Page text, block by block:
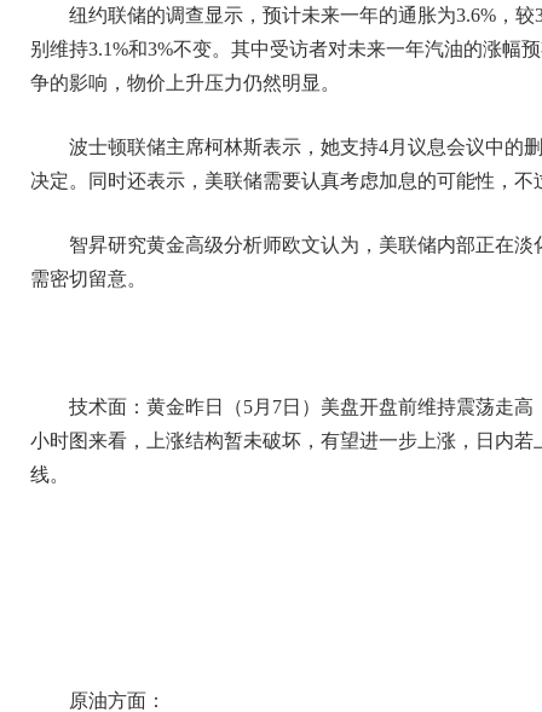
纽约联储的调查显示，预计未来一年的通胀为3.6%，
别维持3.1%和3%不变。其中受访者对未来一年汽油的涨幅
争的影响，物价上升压力仍然明显。
波士顿联储主席柯林斯表示，她支持4月议息会议中的
决定。同时还表示，美联储需要认真考虑加息的可能性，
智昇研究黄金高级分析师欧文认为，美联储内部正在
需密切留意。
技术面：黄金昨日（5月7日）美盘开盘前维持震荡走
小时图来看，上涨结构暂未破坏，有望进一步上涨，日内
线。
原油方面：